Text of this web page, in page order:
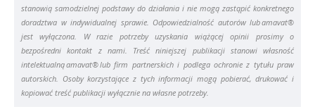
stanowią samodzielnej podstawy do działania i nie mogą zastąpić konkretnego
doradztwa w indywidualnej sprawie. Odpowiedzialność autorów lub amavat®
jest wyłączona. W razie potrzeby uzyskania wiążącej opinii prosimy o
bezpośredni kontakt z nami. Treść niniejszej publikacji stanowi własność
intelektualną amavat® lub firm partnerskich i podlega ochronie z tytułu praw
autorskich. Osoby korzystające z tych informacji mogą pobierać, drukować i
kopiować treść publikacji wyłącznie na własne potrzeby.